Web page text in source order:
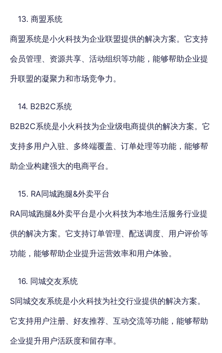
13. 商盟系统
商盟系统是小火科技为企业联盟提供的解决方案。它支持
会员管理、资源共享、活动组织等功能，能够帮助企业提
升联盟的凝聚力和市场竞争力。
14. B2B2C系统
B2B2C系统是小火科技为企业级电商提供的解决方案。它
支持多用户入驻、多终端覆盖、订单处理等功能，能够帮
助企业构建强大的电商平台。
15. RA同城跑腿&外卖平台
RA同城跑腿&外卖平台是小火科技为本地生活服务行业提
供的解决方案。它支持订单管理、配送调度、用户评价等
功能，能够帮助企业提升运营效率和用户体验。
16. 同城交友系统
S同城交友系统是小火科技为社交行业提供的解决方案。
它支持用户注册、好友推荐、互动交流等功能，能够帮助
企业提升用户活跃度和留存率。